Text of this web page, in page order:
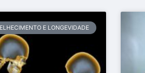
E LONGEVIDADE